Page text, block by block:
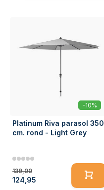
-10%
Platinum Riva parasol 350
cm. rond - Light Grey
139,00
124,95